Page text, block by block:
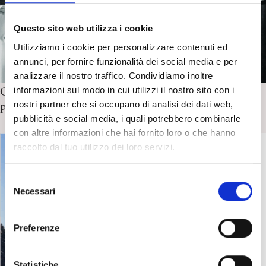
Questo sito web utilizza i cookie
Utilizziamo i cookie per personalizzare contenuti ed
annunci, per fornire funzionalità dei social media e per
analizzare il nostro traffico. Condividiamo inoltre
informazioni sul modo in cui utilizzi il nostro sito con i
nostri partner che si occupano di analisi dei dati web,
pubblicità e social media, i quali potrebbero combinarle
con altre informazioni che hai fornito loro o che hanno
raccolto dal tuo utilizzo dei loro servizi.
Necessari
Preferenze
CTP – Cinema e Psicoanalisi 2026 Tra il somatico e lo
psichico: i (nuovi) teatri dell’isteria